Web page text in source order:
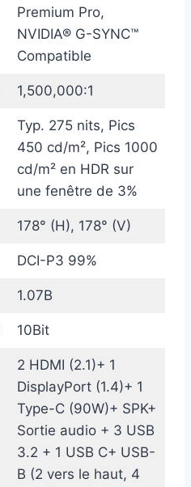
Premium Pro,
NVIDIA® G-SYNC™
Compatible
1,500,000:1
Typ. 275 nits, Pics
450 cd/m², Pics 1000
cd/m² en HDR sur
une fenêtre de 3%
178° (H), 178° (V)
DCI-P3 99%
1.07B
10Bit
2 HDMI (2.1)+ 1
DisplayPort (1.4)+ 1
Type-C (90W)+ SPK+
Sortie audio + 3 USB
3.2 + 1 USB C+ USB-
B (2 vers le haut, 4